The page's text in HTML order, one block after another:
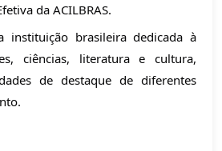
da ACILBRAS.
instituição brasileira dedicada à
ciências, literatura e cultura,
de destaque de diferentes